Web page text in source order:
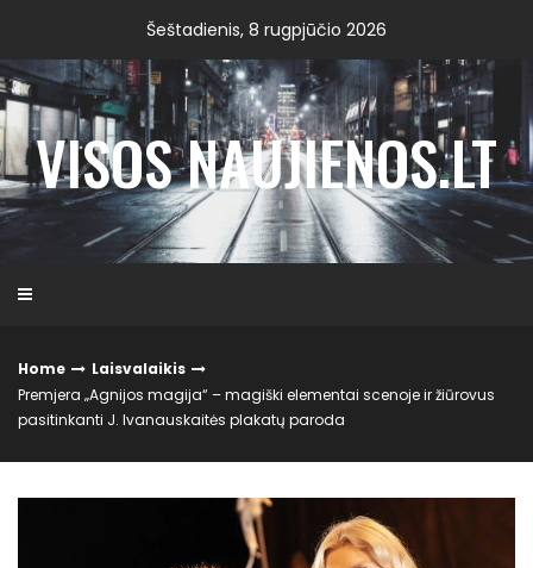
content
Šeštadienis, 8 rugpjūčio 2026
VISOS NAUJIENOS.LT
Home
Laisvalaikis
Premjera „Agnijos magija“ – magiški elementai scenoje ir žiūrovus
pasitinkanti J. Ivanauskaitės plakatų paroda